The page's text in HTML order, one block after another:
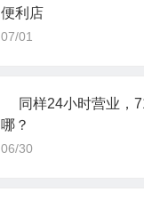
便利店
07/01
同样24小时营业，
哪？
06/30